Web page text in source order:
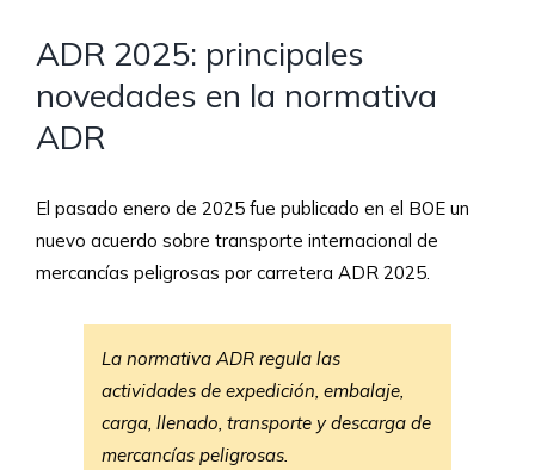
ADR 2025: principales
novedades en la normativa
ADR
El pasado enero de 2025 fue publicado en el BOE un
nuevo acuerdo sobre transporte internacional de
mercancías peligrosas por carretera ADR 2025.
La normativa ADR regula las
actividades de expedición, embalaje,
carga, llenado, transporte y descarga de
mercancías peligrosas.